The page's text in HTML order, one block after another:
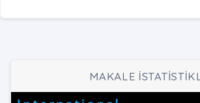
MAKALE